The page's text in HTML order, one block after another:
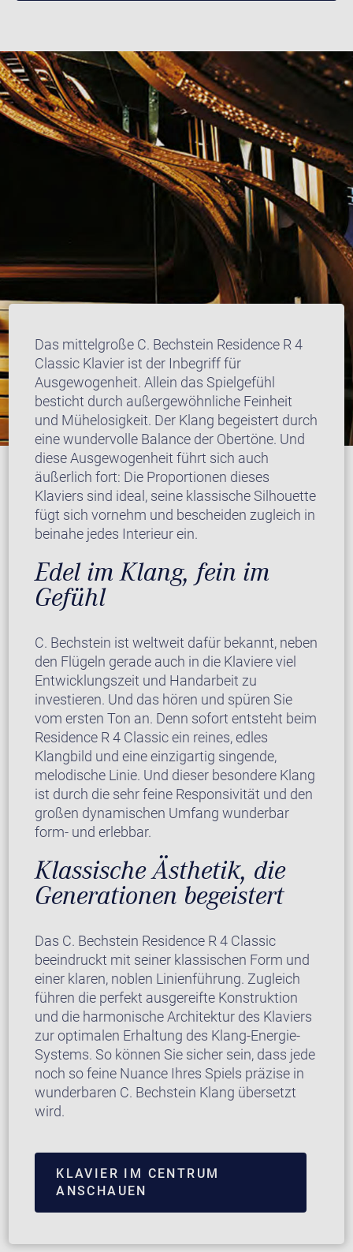
Das mittelgroße C. Bechstein Residence R 4
Classic Klavier ist der Inbegriff für
Ausgewogenheit. Allein das Spielgefühl
besticht durch außergewöhnliche Feinheit
und Mühelosigkeit. Der Klang begeistert durch
eine wundervolle Balance der Obertöne. Und
diese Ausgewogenheit führt sich auch
äußerlich fort: Die Proportionen dieses
Klaviers sind ideal, seine klassische Silhouette
fügt sich vornehm und bescheiden zugleich in
beinahe jedes Interieur ein.
Edel im Klang, fein im
Gefühl
C. Bechstein ist weltweit dafür bekannt, neben
den Flügeln gerade auch in die Klaviere viel
Entwicklungszeit und Handarbeit zu
investieren. Und das hören und spüren Sie
vom ersten Ton an. Denn sofort entsteht beim
Residence R 4 Classic ein reines, edles
Klangbild und eine einzigartig singende,
melodische Linie. Und dieser besondere Klang
ist durch die sehr feine Responsivität und den
großen dynamischen Umfang wunderbar
form- und erlebbar.
Klassische Ästhetik, die
Generationen begeistert
Das C. Bechstein Residence R 4 Classic
beeindruckt mit seiner klassischen Form und
einer klaren, noblen Linienführung. Zugleich
führen die perfekt ausgereifte Konstruktion
und die harmonische Architektur des Klaviers
zur optimalen Erhaltung des Klang-Energie-
Systems. So können Sie sicher sein, dass jede
noch so feine Nuance Ihres Spiels präzise in
wunderbaren C. Bechstein Klang übersetzt
wird.
KLAVIER IM CENTRUM
ANSCHAUEN